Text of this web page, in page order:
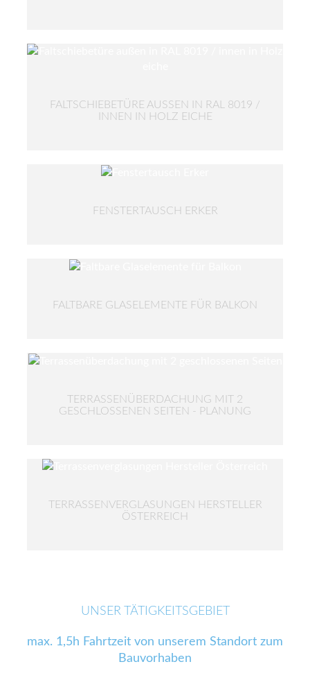
FALTSCHIEBETÜRE AUSSEN IN RAL 8019 / I
NNEN IN HOLZ EICHE
FENSTERTAUSCH ERKER
FALTBARE GLASELEMENTE FÜR BALKON
TERRASSENÜBERDACHUNG MIT 2
GESCHLOSSENEN SEITEN - PLANUNG
TERRASSENVERGLASUNGEN HERSTELLER
ÖSTERREICH
UNSER TÄTIGKEITSGEBIET
max. 1,5h Fahrtzeit von unserem Standort zum
Bauvorhaben